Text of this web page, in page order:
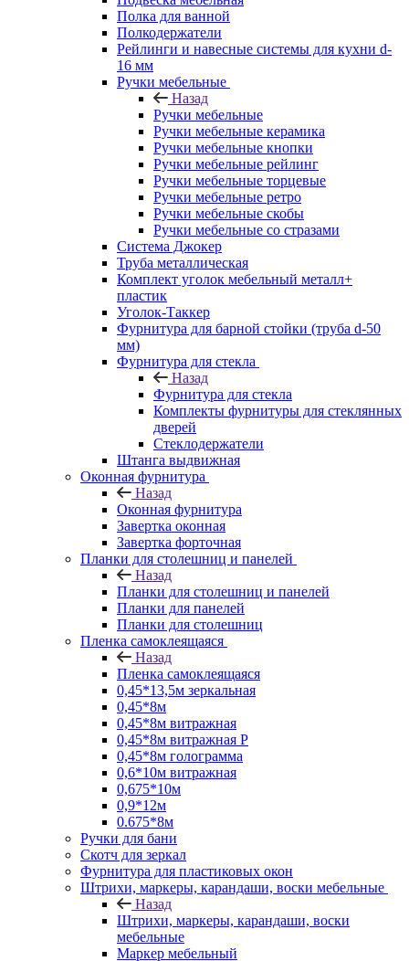
Полка для ванной
Полкодержатели
Рейлинги и навесные системы для кухни d-
16 мм
Ручки мебельные
Назад
Ручки мебельные
Ручки мебельные керамика
Ручки мебельные кнопки
Ручки мебельные рейлинг
Ручки мебельные торцевые
Ручки мебельные ретро
Ручки мебельные скобы
Ручки мебельные со стразами
Система Джокер
Труба металлическая
Комплект уголок мебельный металл+
пластик
Уголок-Таккер
Фурнитура для барной стойки (труба d-50
мм)
Фурнитура для стекла
Назад
Фурнитура для стекла
Комплекты фурнитуры для стеклянных
дверей
Стеклодержатели
Штанга выдвижная
Оконная фурнитура
Назад
Оконная фурнитура
Завертка оконная
Завертка форточная
Планки для столешниц и панелей
Назад
Планки для столешниц и панелей
Планки для панелей
Планки для столешниц
Пленка самоклеящаяся
Назад
Пленка самоклеящаяся
0,45*13,5м зеркальная
0,45*8м
0,45*8м витражная
0,45*8м витражная Р
0,45*8м голограмма
0,6*10м витражная
0,675*10м
0,9*12м
0.675*8м
Ручки для бани
Скотч для зеркал
Фурнитура для пластиковых окон
Штрихи, маркеры, карандаши, воски мебельные
Назад
Штрихи, маркеры, карандаши, воски
мебельные
Маркер мебельный